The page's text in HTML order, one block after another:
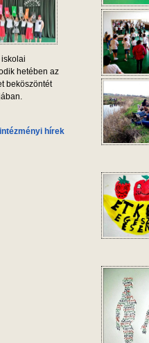
hetében az
beköszöntét
hírek